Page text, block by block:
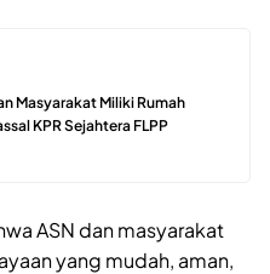
Masyarakat Miliki Rumah
KPR Sejahtera FLPP
ASN dan masyarakat
yang mudah, aman,